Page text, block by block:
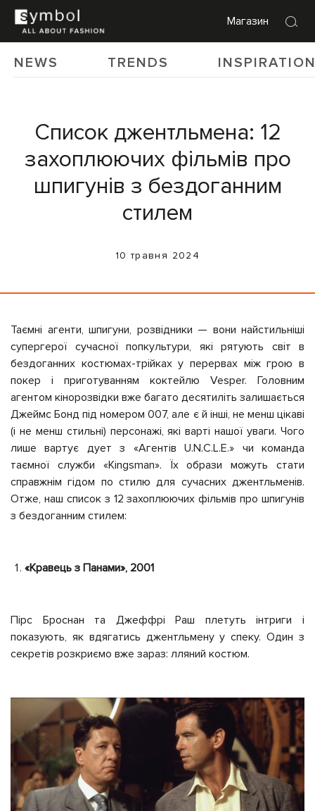
Магазин
NEWS TRENDS
Список джентльмена: 12
захоплюючих фільмів про
шпигунів з бездоганним
стилем
10 травня 2024
Таємні агенти, шпигуни, розвідники — вони найстильніші
супергерої сучасної попкультури, які рятують світ в
бездоганних костюмах-трійках у перервах між грою в
покер і приготуванням коктейлю Vesper. Головним
агентом кінорозвідки вже багато десятиліть залишається
Джеймс Бонд під номером 007, але є й інші, не менш цікаві
(і не менш стильні) персонажі, які варті нашої уваги. Чого
лише вартує дует з «Агентів U.N.C.L.E.» чи команда
таємної служби «Kingsman». Їх образи можуть стати
справжнім гідом по стилю для сучасних джентльменів.
Отже, наш список з 12 захоплюючих фільмів про шпигунів
з бездоганним стилем:
«Кравець з Панами», 2001
Пірс Броснан та Джеффрі Раш плетуть інтриги і
показують, як вдягатись джентльмену у спеку. Один з
секретів розкриємо вже зараз: лляний костюм.